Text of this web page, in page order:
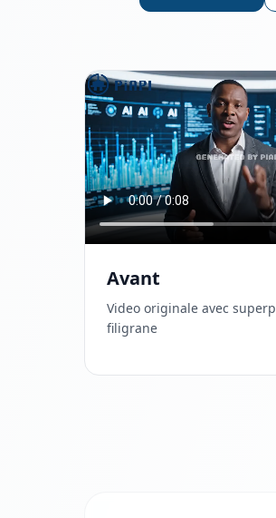
Avant
Video originale avec
filigrane